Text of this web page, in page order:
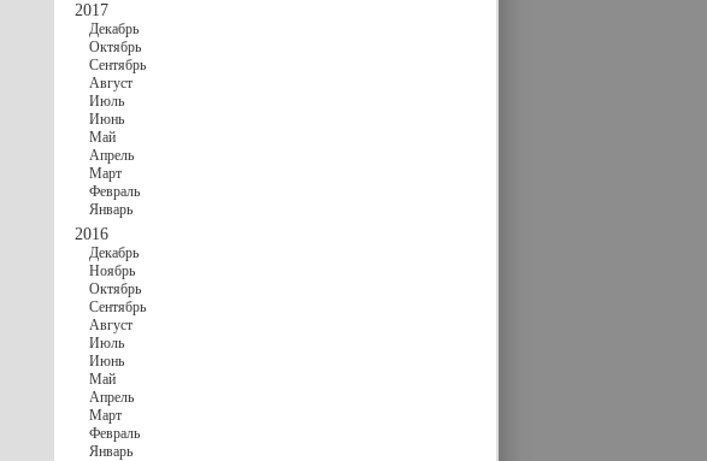
2017
Декабрь
Октябрь
Сентябрь
Август
Июль
Июнь
Май
Апрель
Март
Февраль
Январь
2016
Декабрь
Ноябрь
Октябрь
Сентябрь
Август
Июль
Июнь
Май
Апрель
Март
Февраль
Январь